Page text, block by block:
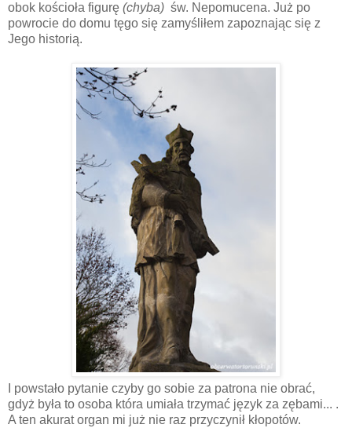
obok kościoła figurę (chyba) św. Nepomucena. Już po
powrocie do domu tęgo się zamyśliłem zapoznając się z
Jego historią.
I powstało pytanie czyby go sobie za patrona nie obrać,
gdyż była to osoba która umiała trzymać język za zębami... .
A ten akurat organ mi już nie raz przyczynił kłopotów.